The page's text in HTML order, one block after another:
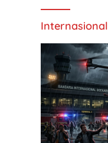
Internasional